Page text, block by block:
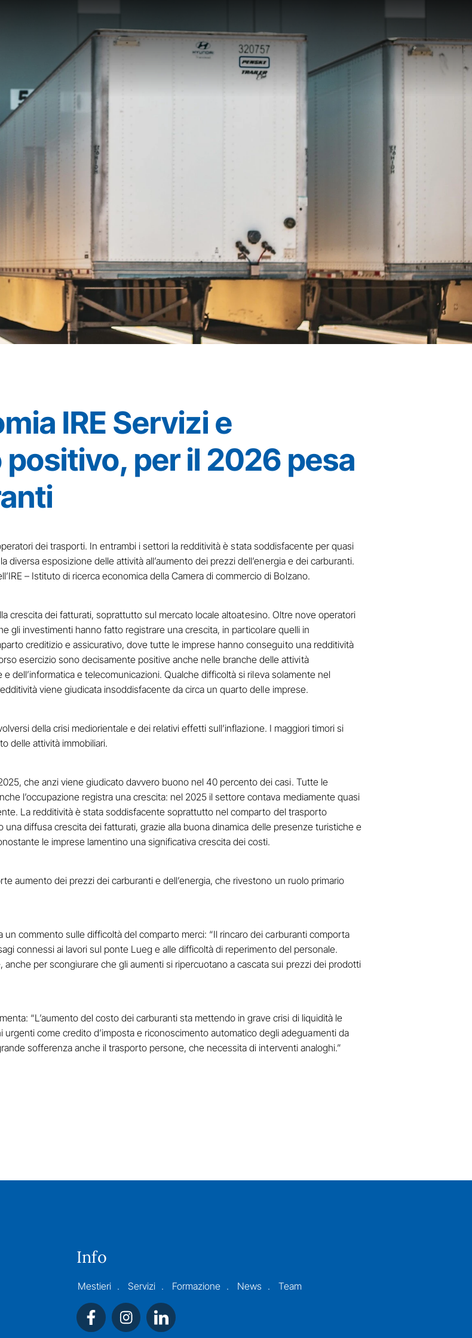
IRE Servizi e
per il 2026 pesa
dei trasporti. In entrambi i settori la redditività è stata soddisfacente per quasi
esposizione delle attività all’aumento dei prezzi dell’energia e dei carburanti.
– Istituto di ricerca economica della Camera di commercio di Bolzano.
crescita dei fatturati, soprattutto sul mercato locale altoatesino. Oltre nove operatori
gli investimenti hanno fatto registrare una crescita, in particolare quelli in
creditizio e assicurativo, dove tutte le imprese hanno conseguito una redditività
esercizio sono decisamente positive anche nelle branche delle attività
dell’informatica e telecomunicazioni. Qualche difficoltà si rileva solamente nel
viene giudicata insoddisfacente da circa un quarto delle imprese.
della crisi mediorientale e dei relativi effetti sull’inflazione. I maggiori timori si
delle attività immobiliari.
che anzi viene giudicato davvero buono nel 40 percento dei casi. Tutte le
l’occupazione registra una crescita: nel 2025 il settore contava mediamente quasi
La redditività è stata soddisfacente soprattutto nel comparto del trasporto
diffusa crescita dei fatturati, grazie alla buona dinamica delle presenze turistiche e
le imprese lamentino una significativa crescita dei costi.
aumento dei prezzi dei carburanti e dell’energia, che rivestono un ruolo primario
commento sulle difficoltà del comparto merci: “Il rincaro dei carburanti comporta
connessi ai lavori sul ponte Lueg e alle difficoltà di reperimento del personale.
per scongiurare che gli aumenti si ripercuotano a cascata sui prezzi dei prodotti
“L’aumento del costo dei carburanti sta mettendo in grave crisi di liquidità le
come credito d’imposta e riconoscimento automatico degli adeguamenti da
sofferenza anche il trasporto persone, che necessita di interventi analoghi.”
Info
Mestieri Servizi Formazione News Team